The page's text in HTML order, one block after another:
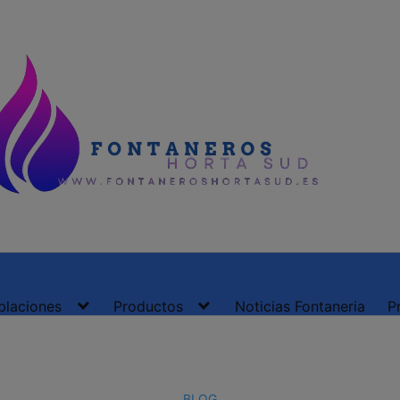
Productos Noticias Fontaneria